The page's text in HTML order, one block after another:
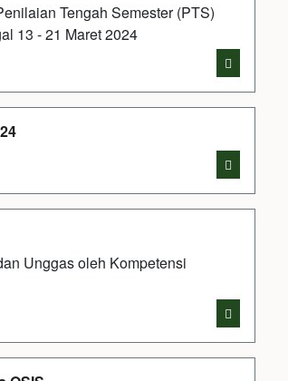
Tengah Semester (PTS)
13 - 21 Maret 2024
Unggas oleh Kompetensi